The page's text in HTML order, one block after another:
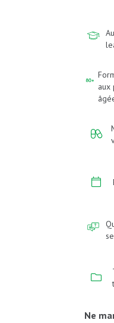
aux
Ne